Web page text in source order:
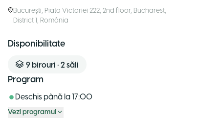
București, Piata Victoriei 222, 2nd floor, Bucharest,
District 1, România
Disponibilitate
9 birouri • 2 săli
Program
Deschis până la 17:00
Vezi programul